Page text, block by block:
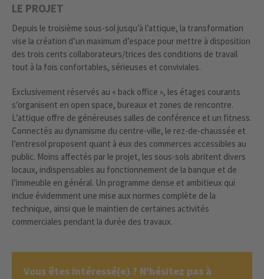
LE PROJET
Depuis le troisième sous-sol jusqu’à l’attique, la transformation
vise la création d’un maximum d’espace pour mettre à disposition
des trois cents collaborateurs/trices des conditions de travail
tout à la fois confortables, sérieuses et conviviales.
Exclusivement réservés au « back office », les étages courants
s’organisent en open space, bureaux et zones de rencontre.
L’attique offre de généreuses salles de conférence et un fitness.
Connectés au dynamisme du centre-ville, le rez-de-chaussée et
l’entresol proposent quant à eux des commerces accessibles au
public. Moins affectés par le projet, les sous-sols abritent divers
locaux, indispensables au fonctionnement de la banque et de
l’immeuble en général. Un programme dense et ambitieux qui
inclue évidemment une mise aux normes complète de la
technique, ainsi que le maintien de certaines activités
commerciales pendant la durée des travaux.
Vous êtes intéressé(e) ? N'hésitez pas à